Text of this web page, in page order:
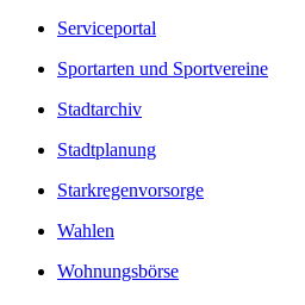
Serviceportal
Sportarten und Sportvereine
Stadtarchiv
Stadtplanung
Starkregenvorsorge
Wahlen
Wohnungsbörse